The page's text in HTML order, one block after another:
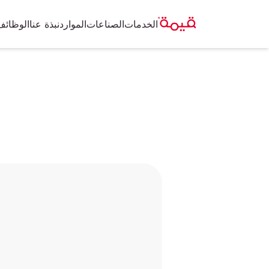
الخدماتالصناعاتالمواردنبذة عنا